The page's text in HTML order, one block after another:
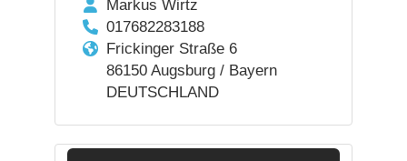
Markus Wirtz
017682283188
Frickinger Straße 6
86150 Augsburg / Bayern
DEUTSCHLAND